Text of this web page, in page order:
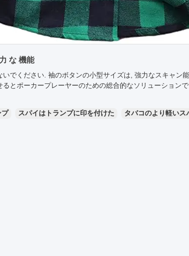
な 機能
いでください. 袖のボタンの小型サイズは, 強力なスキャン
とポーカープレーヤーのための総合的なソリューション
プ スパイはトランプに印を付けた タバコのより軽いス